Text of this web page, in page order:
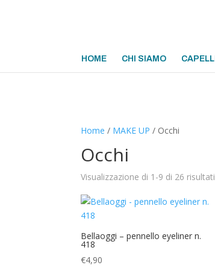
HOME CHI SIAMO CAPELLI
Home / MAKE UP / Occhi
Occhi
Visualizzazione di 1-9 di 26 risultati
Bellaoggi – pennello eyeliner n.
418
€4,90